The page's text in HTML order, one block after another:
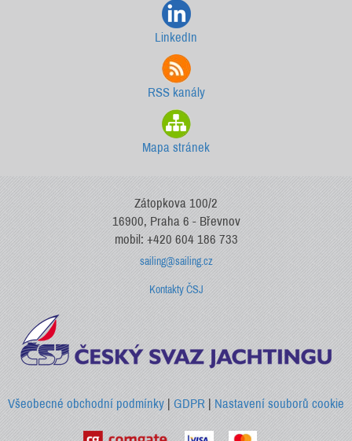
LinkedIn
RSS kanály
Mapa stránek
Zátopkova 100/2
16900, Praha 6 - Břevnov
mobil: +420 604 186 733
sailing@sailing.cz
Kontakty ČSJ
Všeobecné obchodní podmínky |GDPR Nastavení souborů cookie